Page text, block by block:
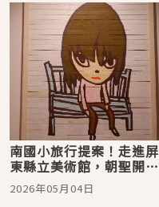
南國小旅行提案！走進屏
東縣立美術館，朝聖開館
大展《當繁花盛開》看奈
良美智、草間彌生
2026年05月04日